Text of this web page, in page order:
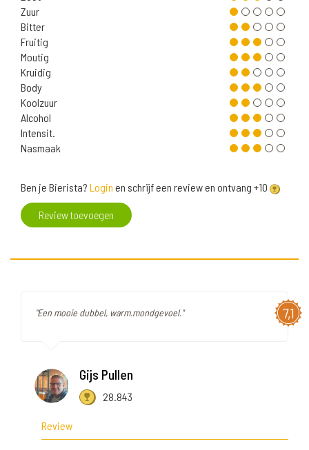
Zuur
Bitter
Fruitig
Moutig
Kruidig
Body
Koolzuur
Alcohol
Intensit.
Nasmaak
Ben je Bierista? Login en schrijf een review en ontvang +10
Review toevoegen
7,1
"Een mooie dubbel, warm.mondgevoel."
Gijs Pullen
28.843
Review